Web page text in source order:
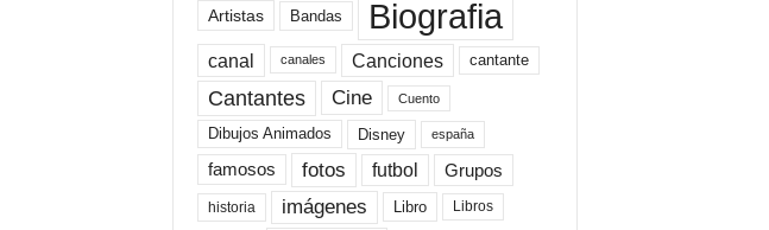
Artistas Bandas Biografia
canal canales Canciones cantante
Cantantes Cine Cuento
Dibujos Animados Disney españa
famosos fotos futbol Grupos
historia imágenes Libro Libros